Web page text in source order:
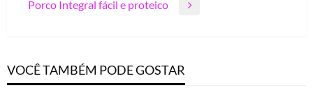
Post
Next
Porco Integral fácil e proteico
VOCÊ TAMBÉM PODE GOSTAR